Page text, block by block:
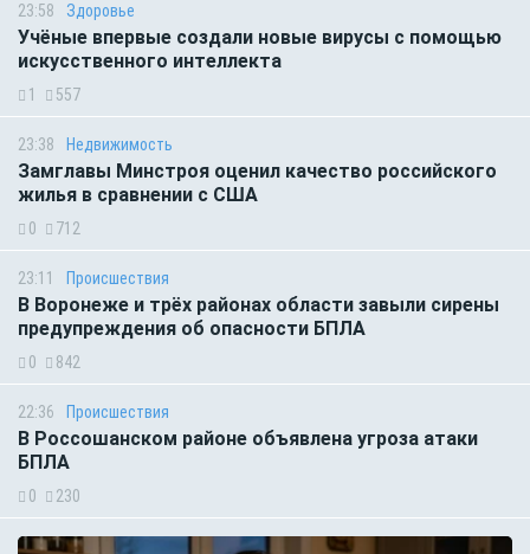
23:58 Здоровье
Учёные впервые создали новые вирусы с помощью
искусственного интеллекта
1 557
23:38 Недвижимость
Замглавы Минстроя оценил качество российского
жилья в сравнении с США
0 712
23:11 Происшествия
В Воронеже и трёх районах области завыли сирены
предупреждения об опасности БПЛА
0 842
22:36 Происшествия
В Россошанском районе объявлена угроза атаки
БПЛА
0 230